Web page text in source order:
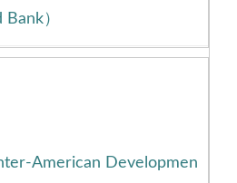
）
American Developmen